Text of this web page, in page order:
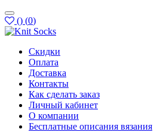
() (0)
Скидки
Оплата
Доставка
Контакты
Как сделать заказ
Личный кабинет
О компании
Бесплатные описания вязания